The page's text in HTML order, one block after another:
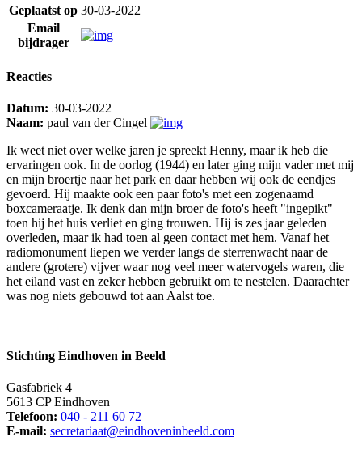
Geplaatst op 30-03-2022
Email
bijdrager
Reacties
Datum: 30-03-2022
Naam: paul van der Cingel
Ik weet niet over welke jaren je spreekt Henny, maar ik heb die
ervaringen ook. In de oorlog (1944) en later ging mijn vader met mij
en mijn broertje naar het park en daar hebben wij ook de eendjes
gevoerd. Hij maakte ook een paar foto's met een zogenaamd
boxcameraatje. Ik denk dan mijn broer de foto's heeft "ingepikt"
toen hij het huis verliet en ging trouwen. Hij is zes jaar geleden
overleden, maar ik had toen al geen contact met hem. Vanaf het
radiomonument liepen we verder langs de sterrenwacht naar de
andere (grotere) vijver waar nog veel meer watervogels waren, die
het eiland vast en zeker hebben gebruikt om te nestelen. Daarachter
was nog niets gebouwd tot aan Aalst toe.
Stichting Eindhoven in Beeld
Gasfabriek 4
5613 CP Eindhoven
Telefoon: 040 - 211 60 72
E-mail: secretariaat@eindhoveninbeeld.com